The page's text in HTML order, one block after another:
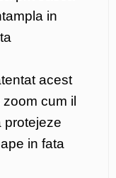
in
acest
cum il
protejeze
in fata